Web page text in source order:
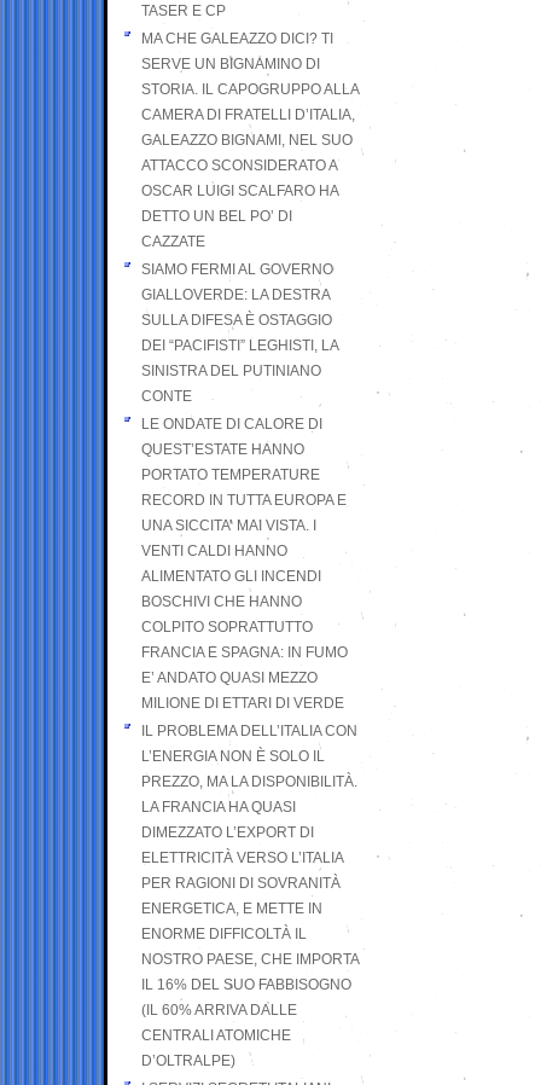
TASER E CP
MA CHE GALEAZZO DICI? TI
SERVE UN BIGNAMINO DI
STORIA. IL CAPOGRUPPO ALLA
CAMERA DI FRATELLI D’ITALIA,
GALEAZZO BIGNAMI, NEL SUO
ATTACCO SCONSIDERATO A
OSCAR LUIGI SCALFARO HA
DETTO UN BEL PO’ DI
CAZZATE
SIAMO FERMI AL GOVERNO
GIALLOVERDE: LA DESTRA
SULLA DIFESA È OSTAGGIO
DEI “PACIFISTI” LEGHISTI, LA
SINISTRA DEL PUTINIANO
CONTE
LE ONDATE DI CALORE DI
QUEST’ESTATE HANNO
PORTATO TEMPERATURE
RECORD IN TUTTA EUROPA E
UNA SICCITA’ MAI VISTA. I
VENTI CALDI HANNO
ALIMENTATO GLI INCENDI
BOSCHIVI CHE HANNO
COLPITO SOPRATTUTTO
FRANCIA E SPAGNA: IN FUMO
E’ ANDATO QUASI MEZZO
MILIONE DI ETTARI DI VERDE
IL PROBLEMA DELL’ITALIA CON
L’ENERGIA NON È SOLO IL
PREZZO, MA LA DISPONIBILITÀ.
LA FRANCIA HA QUASI
DIMEZZATO L’EXPORT DI
ELETTRICITÀ VERSO L’ITALIA
PER RAGIONI DI SOVRANITÀ
ENERGETICA, E METTE IN
ENORME DIFFICOLTÀ IL
NOSTRO PAESE, CHE IMPORTA
IL 16% DEL SUO FABBISOGNO
(IL 60% ARRIVA DALLE
CENTRALI ATOMICHE
D’OLTRALPE)